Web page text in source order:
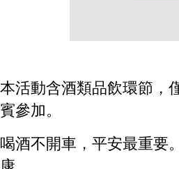
本活動含酒類品飲環節，
賓參加。
喝酒不開車，平安最重要